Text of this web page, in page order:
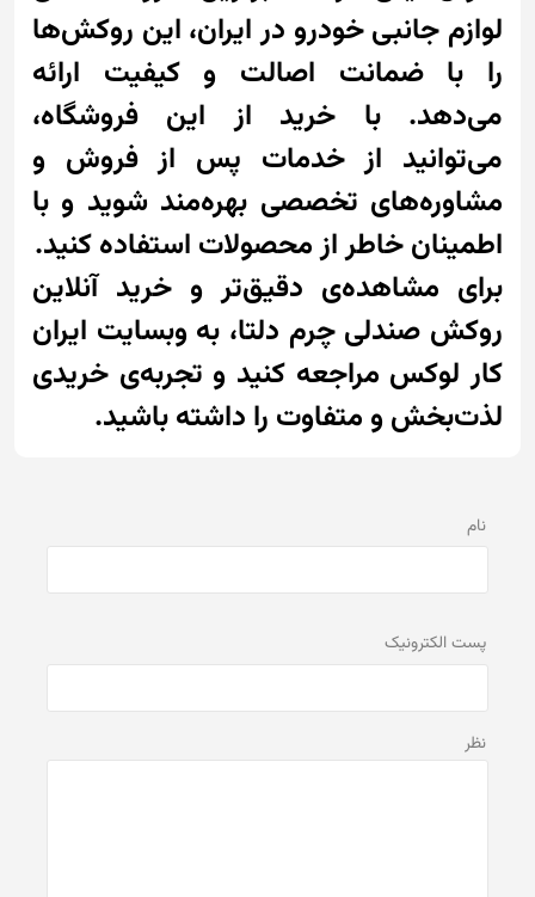
لوازم جانبی خودرو در ایران، این روکش‌ها
را با ضمانت اصالت و کیفیت ارائه
می‌دهد. با خرید از این فروشگاه،
می‌توانید از خدمات پس از فروش و
مشاوره‌های تخصصی بهره‌مند شوید و با
اطمینان خاطر از محصولات استفاده کنید.
برای مشاهده‌ی دقیق‌تر و خرید آنلاین
روکش صندلی چرم دلتا، به وبسایت ایران
کار لوکس مراجعه کنید و تجربه‌ی خریدی
لذت‌بخش و متفاوت را داشته باشید.
نام
پست الكترونيک
نظر